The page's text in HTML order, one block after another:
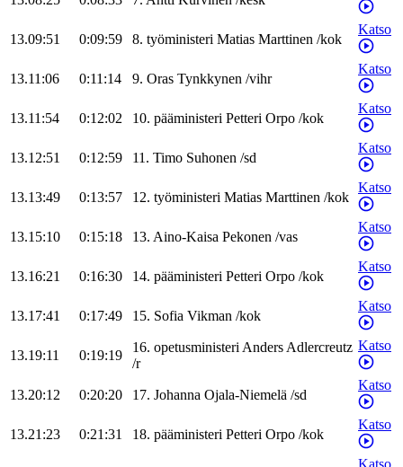
13.09:51 0:09:59 8. työministeri Matias Marttinen /kok
Katso
13.11:06 0:11:14 9. Oras Tynkkynen /vihr
Katso
13.11:54 0:12:02 10. pääministeri Petteri Orpo /kok
Katso
13.12:51 0:12:59 11. Timo Suhonen /sd
Katso
13.13:49 0:13:57 12. työministeri Matias Marttinen /kok
Katso
13.15:10 0:15:18 13. Aino-Kaisa Pekonen /vas
Katso
13.16:21 0:16:30 14. pääministeri Petteri Orpo /kok
Katso
13.17:41 0:17:49 15. Sofia Vikman /kok
Katso
13.19:11 0:19:19
16. opetusministeriAndersAdlercreutz
/r
Katso
13.20:12 0:20:20 17. Johanna Ojala-Niemelä /sd
Katso
13.21:23 0:21:31 18. pääministeri Petteri Orpo /kok
Katso